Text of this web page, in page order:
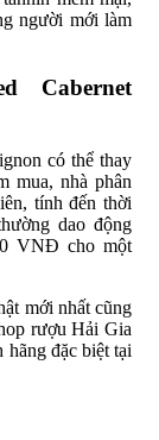
người mới làm
Cabernet
có thể thay
mua, nhà phân
tính đến thời
dao động
VNĐ cho một
mới nhất cũng
rượu Hải Gia
đặc biệt tại